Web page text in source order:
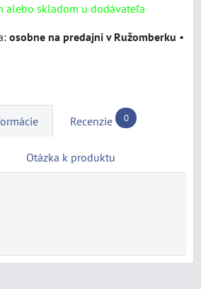
alebo skladom u dodávateľa
osobne na predajni v Ružomberku •
Recenzie 0
Otázka k produktu